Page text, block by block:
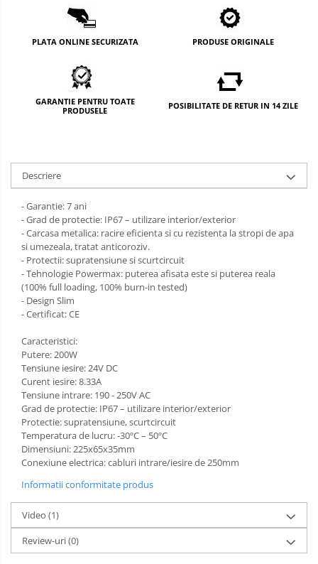
PLATA ONLINE SECURIZATA PRODUSE ORIGINALE
GARANTIE PENTRU TOATE
PRODUSELE
POSIBILITATE DE RETUR IN 14 ZILE
Descriere
- Garantie: 7 ani
- Grad de protectie: IP67 – utilizare interior/exterior
- Carcasa metalica: racire eficienta si cu rezistenta la stropi de apa
si umezeala, tratat anticoroziv.
- Protectii: supratensiune si scurtcircuit
- Tehnologie Powermax: puterea afisata este si puterea reala
(100% full loading, 100% burn-in tested)
- Design Slim
- Certificat: CE
Caracteristici:
Putere: 200W
Tensiune iesire: 24V DC
Curent iesire: 8.33A
Tensiune intrare: 190 - 250V AC
Grad de protectie: IP67 – utilizare interior/exterior
Protectie: supratensiune, scurtcircuit
Temperatura de lucru: -30ºC – 50ºC
Dimensiuni: 225x65x35mm
Conexiune electrica: cabluri intrare/iesire de 250mm
Informatii conformitate produs
Video (1)
Review-uri(0)